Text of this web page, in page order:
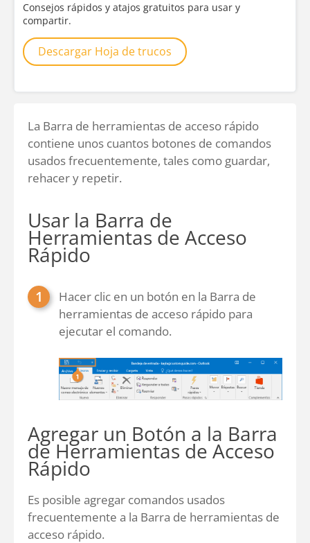
Consejos rápidos y atajos gratuitos para usar y
compartir.
Descargar Hoja de trucos
La Barra de herramientas de acceso rápido
contiene unos cuantos botones de comandos
usados frecuentemente, tales como guardar,
rehacer y repetir.
Usar la Barra de
Herramientas de Acceso
Rápido
Hacer clic en un botón en la Barra de
herramientas de acceso rápido para
ejecutar el comando.
Agregar un Botón a la Barra
de Herramientas de Acceso
Rápido
Es posible agregar comandos usados
frecuentemente a la Barra de herramientas de
acceso rápido.